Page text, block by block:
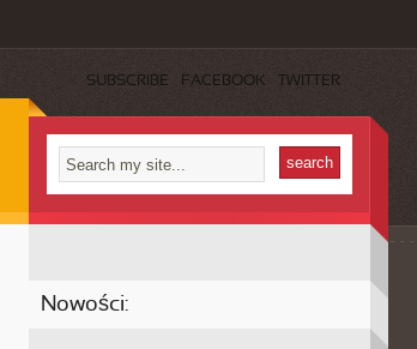
SUBSCRIBE FACEBOOK TWITTER
Nowości: